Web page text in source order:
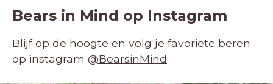
Bears in Mind op Instagram
Blijf op de hoogte en volg je favoriete beren
op instagram @BearsinMind